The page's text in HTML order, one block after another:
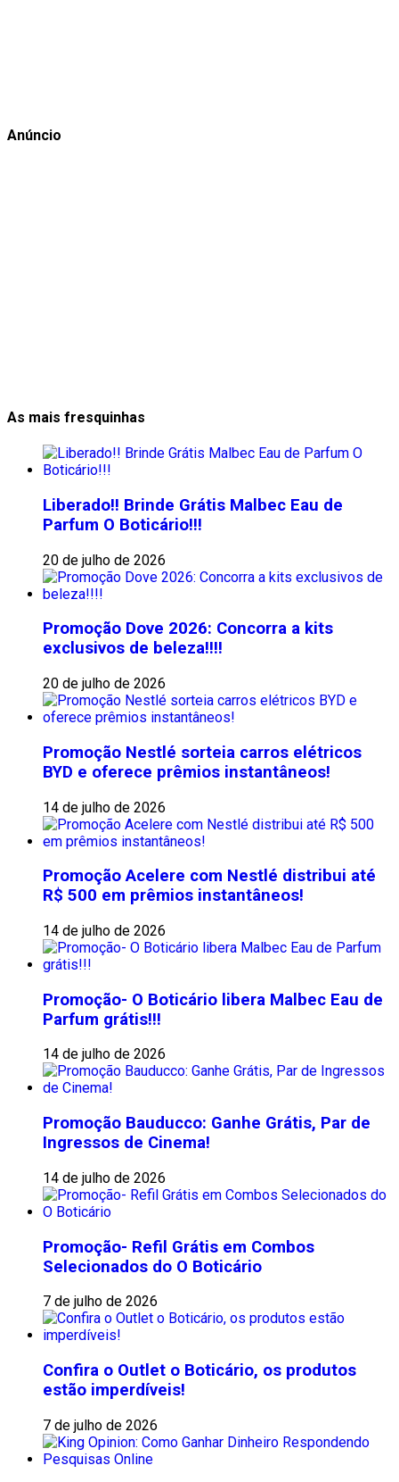
Anúncio
As mais fresquinhas
Liberado!! Brinde Grátis Malbec Eau de
Parfum O Boticário!!!
20 de julho de 2026
Promoção Dove 2026: Concorra a kits
exclusivos de beleza!!!!
20 de julho de 2026
Promoção Nestlé sorteia carros elétricos
BYD e oferece prêmios instantâneos!
14 de julho de 2026
Promoção Acelere com Nestlé distribui até
R$ 500 em prêmios instantâneos!
14 de julho de 2026
Promoção- O Boticário libera Malbec Eau de
Parfum grátis!!!
14 de julho de 2026
Promoção Bauducco: Ganhe Grátis, Par de
Ingressos de Cinema!
14 de julho de 2026
Promoção- Refil Grátis em Combos
Selecionados do O Boticário
7 de julho de 2026
Confira o Outlet o Boticário, os produtos
estão imperdíveis!
7 de julho de 2026